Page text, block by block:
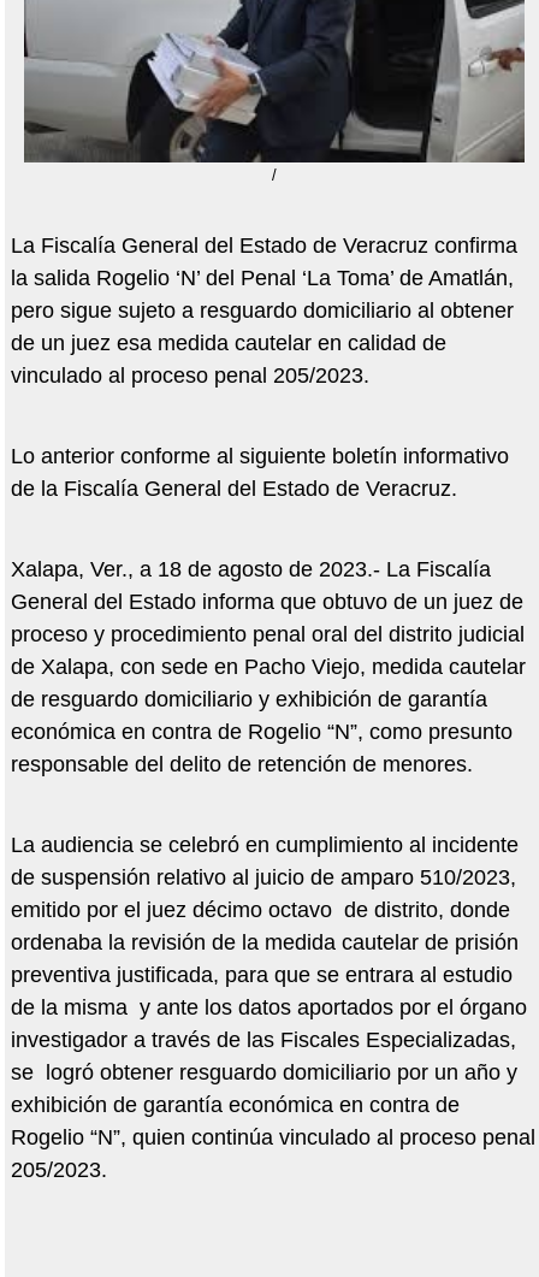
/
La Fiscalía General del Estado de Veracruz confirma
la salida Rogelio ‘N’ del Penal ‘La Toma’ de Amatlán,
pero sigue sujeto a resguardo domiciliario al obtener
de un juez esa medida cautelar en calidad de
vinculado al proceso penal 205/2023.
Lo anterior conforme al siguiente boletín informativo
de la Fiscalía General del Estado de Veracruz.
Xalapa, Ver., a 18 de agosto de 2023.- La Fiscalía
General del Estado informa que obtuvo de un juez de
proceso y procedimiento penal oral del distrito judicial
de Xalapa, con sede en Pacho Viejo, medida cautelar
de resguardo domiciliario y exhibición de garantía
económica en contra de Rogelio “N”, como presunto
responsable del delito de retención de menores.
La audiencia se celebró en cumplimiento al incidente
de suspensión relativo al juicio de amparo 510/2023,
emitido por el juez décimo octavo de distrito, donde
ordenaba la revisión de la medida cautelar de prisión
preventiva justificada, para que se entrara al estudio
de la misma y ante los datos aportados por el órgano
investigador a través de las Fiscales Especializadas,
se logró obtener resguardo domiciliario por un año y
exhibición de garantía económica en contra de
Rogelio “N”, quien continúa vinculado al proceso penal
205/2023.